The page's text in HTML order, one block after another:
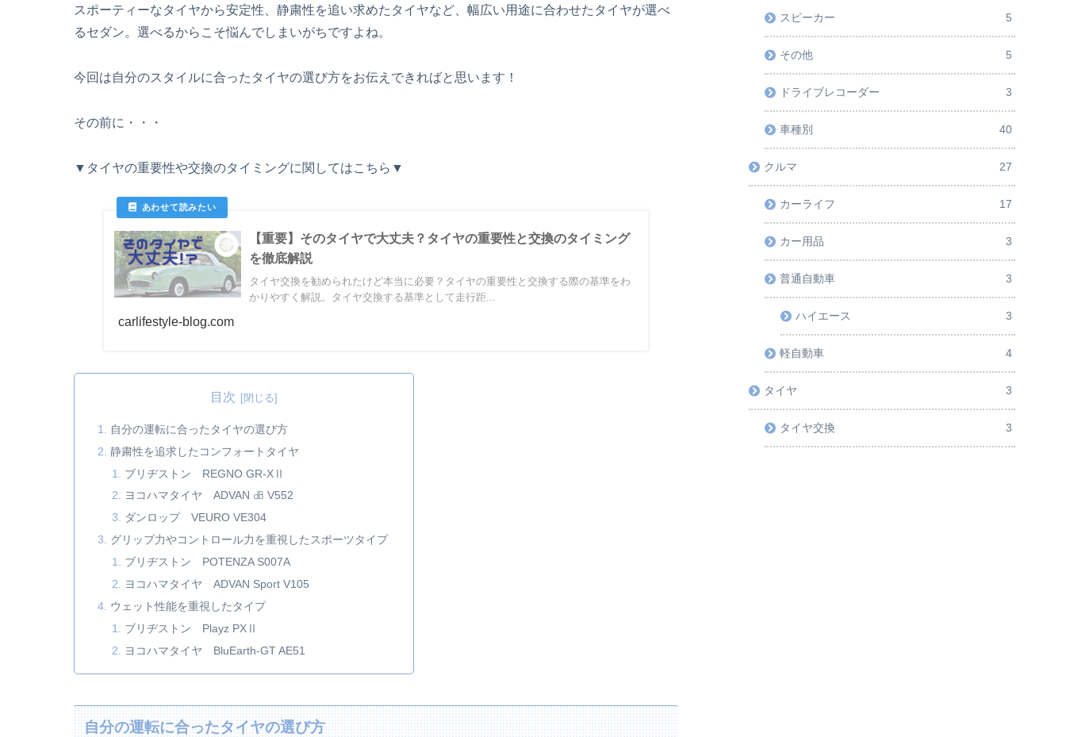
スポーティーなタイヤから安定性、静粛性を追い求めたタイヤなど、幅広い用途に合わせたタイヤが選べ
るセダン。選べるからこそ悩んでしまいがちですよね。
今回は自分のスタイルに合ったタイヤの選び方をお伝えできればと思います！
その前に・・・
▼タイヤの重要性や交換のタイミングに関してはこちら▼
【重要】そのタイヤで大丈夫？タイヤの重要性と交換のタイミング
を徹底解説
タイヤ交換を勧められたけど本当に必要？タイヤの重要性と交換する際の基準をわ
かりやすく解説。タイヤ交換する基準として走行距...
carlifestyle-blog.com
目次
自分の運転に合ったタイヤの選び方
静粛性を追求したコンフォートタイヤ
ブリヂストン REGNO GR-XⅡ
ヨコハマタイヤ ADVAN ㏈ V552
ダンロップ VEURO VE304
グリップ力やコントロール力を重視したスポーツタイプ
ブリヂストン POTENZA S007A
ヨコハマタイヤ ADVAN Sport V105
ウェット性能を重視したタイプ
ブリヂストン Playz PXⅡ
ヨコハマタイヤ BluEarth-GT AE51
自分の運転に合ったタイヤの選び方
スピーカー 5
その他 5
ドライブレコーダー 3
車種別 40
クルマ 27
カーライフ 17
カー用品 3
普通自動車 3
ハイエース 3
軽自動車 4
タイヤ 3
タイヤ交換 3